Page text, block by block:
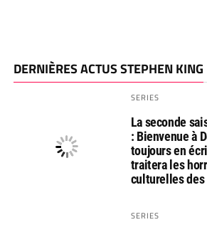
DERNIÈRES ACTUS STEPHEN KING
SERIES
La seconde
: Bienvenue à
toujours en
traitera les
culturelles des
SERIES